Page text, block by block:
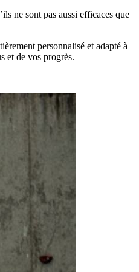
ne sont pas aussi efficaces que
personnalisé et adapté à
et de vos progrès.